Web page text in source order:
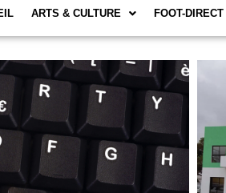
ARTS & CULTURE FOOT-DIRECT